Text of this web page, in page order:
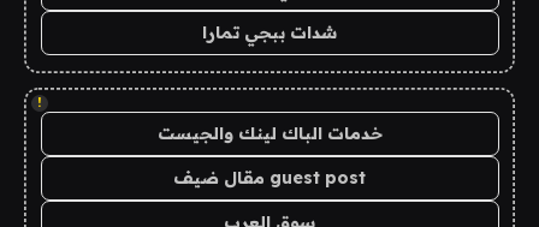
شدات ببجي تمارا
!
خدمات الباك لينك والجيست
guest post مقال ضيف
سوق العرب